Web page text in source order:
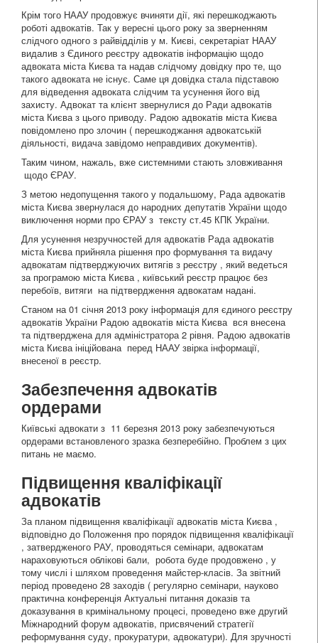
Крім того НААУ продовжує вчиняти дії, які перешкоджають
роботі адвокатів. Так у вересні цього року за зверненням
слідчого одного з райвідділів у м. Києві, секретаріат НААУ
видалив з Єдиного реєстру адвокатів інформацію щодо
адвоката міста Києва та надав слідчому довідку про те, що
такого адвоката не існує. Саме ця довідка стала підставою
для відведення адвоката слідчим та усунення його від
захисту. Адвокат та клієнт звернулися до Ради адвокатів
міста Києва з цього приводу. Радою адвокатів міста Києва
повідомлено про злочин ( перешкоджання адвокатській
діяльності, видача завідомо неправдивих документів).
Таким чином, нажаль, вже системними стають зловживання
щодо ЄРАУ.
З метою недопущення такого у подальшому, Рада адвокатів
міста Києва звернулася до народних депутатів України щодо
виключення норми про ЄРАУ з тексту ст.45 КПК України.
Для усунення незручностей для адвокатів Рада адвокатів
міста Києва прийняла рішення про формування та видачу
адвокатам підтверджуючих витягів з реєстру , який ведеться
за програмою міста Києва , київський реєстр працює без
перебоїв, витяги на підтвердження адвокатам надані.
Станом на 01 січня 2013 року інформація для єдиного реєстру
адвокатів України Радою адвокатів міста Києва вся внесена
та підтверджена для адміністратора 2 рівня. Радою адвокатів
міста Києва ініційована перед НААУ звірка інформації,
внесеної в реєстр.
Забезпечення адвокатів
ордерами
Київські адвокати з 11 березня 2013 року забезпечуються
ордерами встановленого зразка безперебійно. Проблем з цих
питань не маємо.
Підвищення кваліфікації
адвокатів
За планом підвищення кваліфікації адвокатів міста Києва ,
відповідно до Положення про порядок підвищення кваліфікації
, затвердженого РАУ, проводяться семінари, адвокатам
нараховуються облікові бали, робота буде продовжено , у
тому числі і шляхом проведення майстер-класів. За звітний
період проведено 28 заходів ( регулярно семінари, науково
практична конференція Актуальні питання доказів та
доказування в кримінальному процесі, проведено вже другий
Міжнародний форум адвокатів, присвячений стратегії
реформування суду, прокуратури, адвокатури). Для зручності